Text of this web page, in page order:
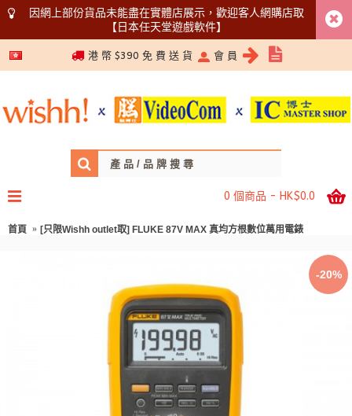
因網上部份貨品未能盡在實體店展示，歡迎客人網購店取
【日本任天堂遊戲軟件】
5366 1340
港 幣 $390 免 費 送 貨 會 員
0 個商品 - HK$0.0
首頁 [只限Wishh outlet取] FLUKE 87V MAX 真均方根數位萬用電錶
-20%